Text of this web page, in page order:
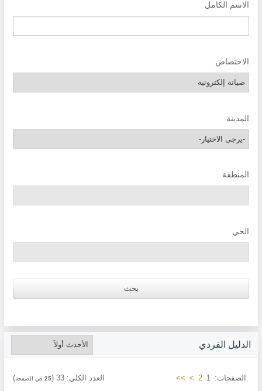
الاسم الكامل
الاختصاص
المدينة
المنطقة
الحي
الدليل الفردي
الصفحات: 1
2
>
>> العدد الكلي:33
(
25 في الصفحة)